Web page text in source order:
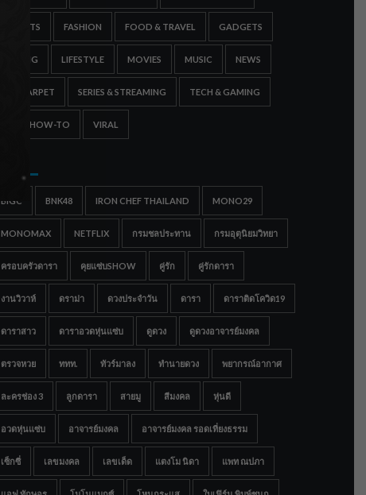
ESPORTS FASHION FOOD & TRAVEL GADGETS
GAMING LIFESTYLE MOVIES MUSIC NEWS
RED CARPET SERIES & STREAMING TECH & GAMING
TIPS & HOW-TO VIRAL
BIGC BNK48 IRON CHEF THAILAND MONO29
MONOMAX NETFLIX กรมชลประทาน กรมอุตุนิยมวิทยา
ครอบครัวดารา คุยแซ่บSHOW คู่รัก คู่รักดารา
งานวิวาห์ ดราม่า ดวงประจำวัน ดารา ดาราติดโควิด19
ดาราสาว ดาราอวดหุ่นแซ่บ ดูดวง ดูดวงอาจารย์มงคล
ตรวจหวย ททท. ทัวร์มาลง ทำนายดวง พยากรณ์อากาศ
ละครช่อง 3 ลูกดารา สายมู สีมงคล หุ่นดี
อวดหุ่นแซ่บ อาจารย์มงคล อาจารย์มงคล รอดเที่ยงธรรม
เซ็กซี่ เลขมงคล เลขเด็ด แตงโม นิดา แพท ณปภา